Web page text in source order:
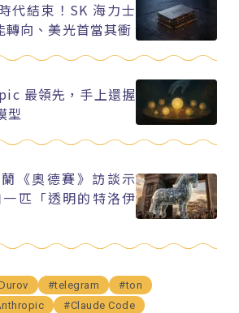
代結束！SK 海力士
向、美光首當其衝
最領先，手上還握
型
《奧德賽》訪談示
匹「透明的特洛伊
#telegram
#ton
#Claude Code